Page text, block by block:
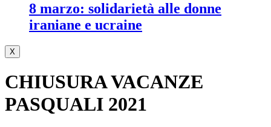
8 marzo: solidarietà alle donne
iraniane e ucraine
X
CHIUSURA VACANZE
PASQUALI 2021